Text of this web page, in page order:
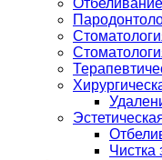
Чистка